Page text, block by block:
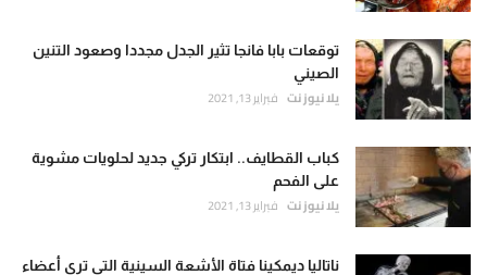
توقعات بابا فانجا تثير الجدل مجددا وصعود التنين
الصيني
يلا نيوز نت فبراير 13, 2021
كباب القطايف.. ابتكار تركي جديد لحلويات مشوية
على الفحم
يلا نيوز نت فبراير 13, 2021
ناتاليا ديمكينا فتاة الأشعة السينية التي ترى أعضاء